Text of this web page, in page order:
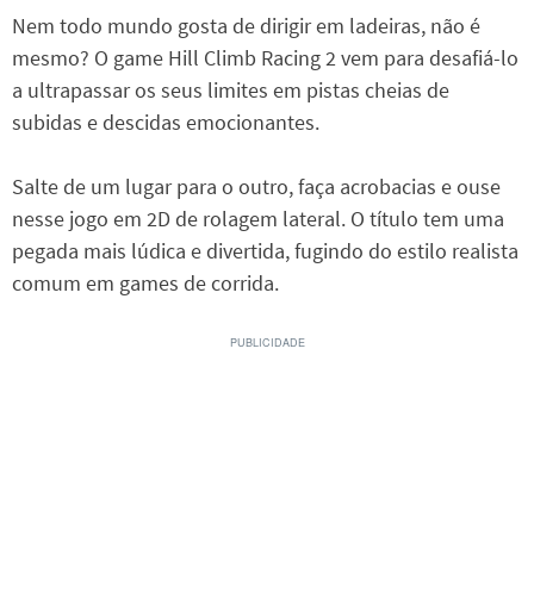
Nem todo mundo gosta de dirigir em ladeiras, não é
mesmo? O game Hill Climb Racing 2 vem para desafiá-lo
a ultrapassar os seus limites em pistas cheias de
subidas e descidas emocionantes.
Salte de um lugar para o outro, faça acrobacias e ouse
nesse jogo em 2D de rolagem lateral. O título tem uma
pegada mais lúdica e divertida, fugindo do estilo realista
comum em games de corrida.